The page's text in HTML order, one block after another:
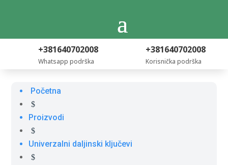
+381640702008
Whatsapp podrška
+381640702008
Korisnička podrška
Početna
$
Proizvodi
$
Univerzalni daljinski ključevi
$